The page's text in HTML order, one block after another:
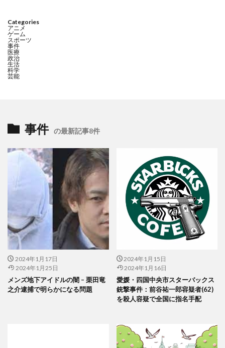
Categories
アニメ
ゲーム
スポーツ
事件
医療
政治
生活
科学
芸能
事件 の最新記事8件
2024年1月17日
2024年1月25日
メンズ地下アイドルの闇 – 栗田竜
之介逮捕で明らかになる問題
2024年1月15日
2024年1月16日
愛媛・四国中央市スターバックス
銃撃事件：前谷祐一郎容疑者(62)
を殺人容疑で全国に指名手配